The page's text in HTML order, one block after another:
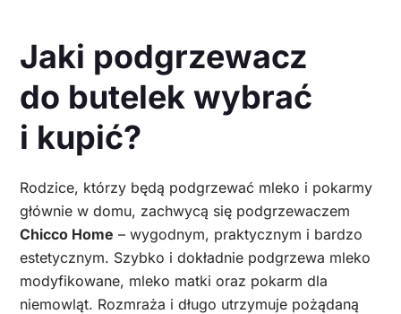
Jaki podgrzewacz
do butelek wybrać
i kupić?
Rodzice, którzy będą podgrzewać mleko i pokarmy
głównie w domu, zachwycą się podgrzewaczem
Chicco Home – wygodnym, praktycznym i bardzo
estetycznym. Szybko i dokładnie podgrzewa mleko
modyfikowane, mleko matki oraz pokarm dla
niemowląt. Rozmraża i długo utrzymuje pożądaną